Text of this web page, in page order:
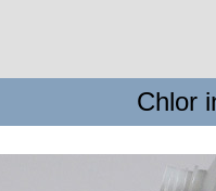
Chlor